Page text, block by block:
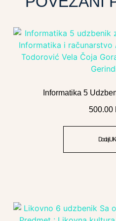
Informatika 5
500.00
Dodaj U